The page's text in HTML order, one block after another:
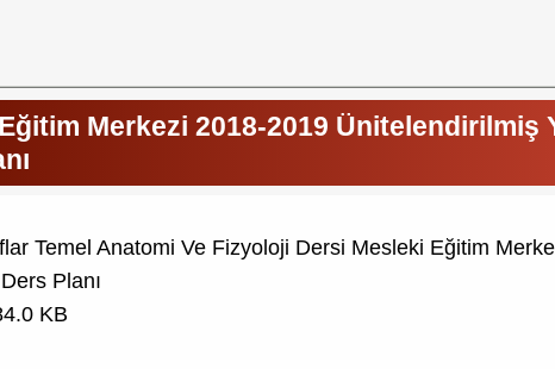
Merkezi 2018-2019 Ünitelendirilmiş
Temel Anatomi Ve Fizyoloji Dersi Mesleki Eğitim
Planı
KB